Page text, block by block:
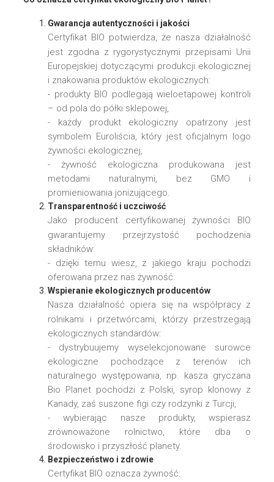
Gwarancja autentyczności i jakości
Certyfikat BIO potwierdza, że nasza działalność
jest zgodna z rygorystycznymi przepisami Unii
Europejskiej dotyczącymi produkcji ekologicznej
i znakowania produktów ekologicznych:
- produkty BIO podlegają wieloetapowej kontroli
– od pola do półki sklepowej,
- każdy produkt ekologiczny opatrzony jest
symbolem Euroliścia, który jest oficjalnym logo
żywności ekologicznej,
- żywność ekologiczna produkowana jest
metodami naturalnymi, bez GMO i
promieniowania jonizującego.
Transparentność i uczciwość
Jako producent certyfikowanej żywności BIO
gwarantujemy przejrzystość pochodzenia
składników:
- dzięki temu wiesz, z jakiego kraju pochodzi
oferowana przez nas żywność.
Wspieranie ekologicznych producentów
Nasza działalność opiera się na współpracy z
rolnikami i przetwórcami, którzy przestrzegają
ekologicznych standardów:
- dystrybuujemy wyselekcjonowane surowce
ekologiczne pochodzące z terenów ich
naturalnego występowania, np. kasza gryczana
Bio Planet pochodzi z Polski, syrop klonowy z
Kanady, zaś suszone figi czy rodzynki z Turcji,
- wybierając nasze produkty, wspierasz
zrównoważone rolnictwo, które dba o
środowisko i przyszłość planety.
Bezpieczeństwo i zdrowie
Certyfikat BIO oznacza żywność: